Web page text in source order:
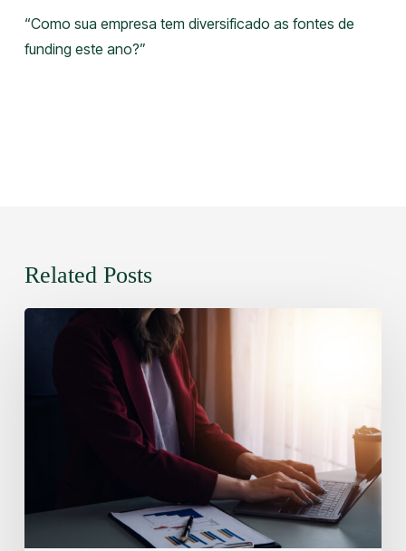
“Como sua empresa tem diversificado as fontes de
funding este ano?”
Related Posts